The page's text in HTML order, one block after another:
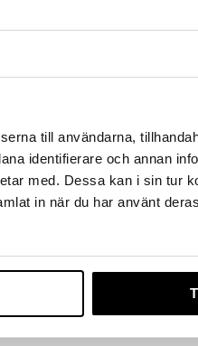
till användarna,
identifierare och annan
med. Dessa kan i sin tur
in när du har använt
den
av
som
Silverlit Biopod in
SILVERLIT
99